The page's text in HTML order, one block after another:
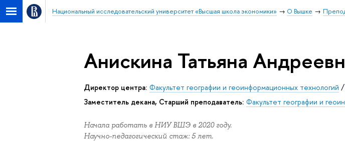
Национальный исследовательский университет «Высшая школа экономики» О Вышке
Анискина Татьяна
Директор центра: Факультет географии и геоинформационных технологий
Заместитель декана, Старший преподаватель: Факультет географии и
Начала работать в НИУ ВШЭ в 2020 году.
Научно-педагогический стаж: 5 лет.